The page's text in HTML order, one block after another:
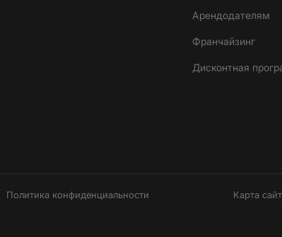
Арендодателям
Франчайзинг
Дисконтная
Политика конфиденциальности Карта